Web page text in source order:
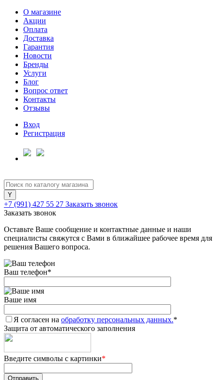
О магазине
Акции
Оплата
Доставка
Гарантия
Новости
Бренды
Услуги
Блог
Вопрос ответ
Контакты
Отзывы
Вход
Регистрация
+7 (991) 427 55 27 Заказать звонок
Заказать звонок
Оставьте Ваше сообщение и контактные данные и наши
специалисты свяжутся с Вами в ближайшее рабочее время для
решения Вашего вопроса.
Ваш телефон*
Ваше имя
Я согласен на обработку персональных данных.*
Защита от автоматического заполнения
Введите символы с картинки*
Для клиентов всех банков
Разбейте
оплатуна части
без переплат
График платежей
Сегодня
25%
Добавляйте товары
в корзину
Оплачивайте сегодня только
25% картой любого банка
Получайте товар
выбранный способом
Оставшиеся75% будут
списыватьсяс вашей карты